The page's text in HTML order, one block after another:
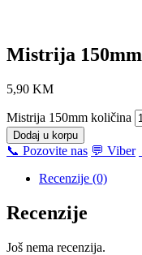
Mistrija 150mm
5,90 KM
Mistrija 150mm količina
Dodaj u korpu
📞 Pozovite nas 💬 Viber
Recenzije (0)
Recenzije
Još nema recenzija.